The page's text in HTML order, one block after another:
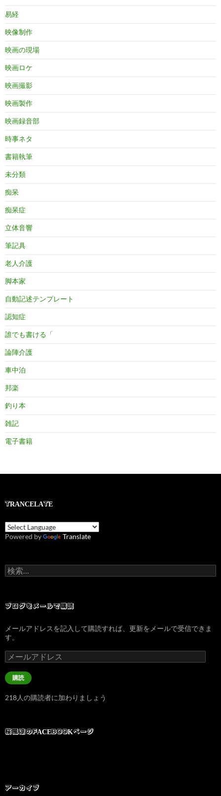
易経
映像制作
映画の現場
映画ロケ
映画撮影
映画製作
映画録音部
時事ネタ
書籍執筆
未分類
痴呆
痴呆症
立体音響
筆記具
老人介護
脚本家
自動記述テンプレート
認知症
誰でも書ける「
論陣介護
車中泊
邦楽
釣り本
雑記
電子書籍
TRANCELATE
Powered by Translate
検
索:
ブログをメールで購読
メールアドレスを記入して購読すれば、更新をメールで受信できま
す。
メ
ー
ル
ア
レ
購読
218人の購読者に加わりましょう
桜風涼のFACEBOOKページ
アーカイブ